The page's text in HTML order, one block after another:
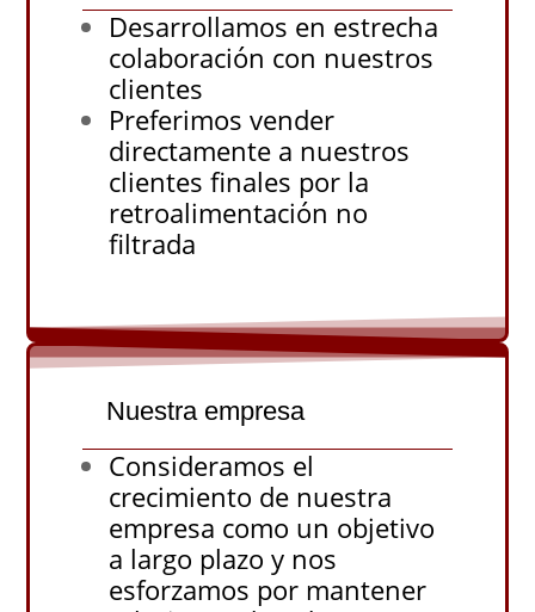
Desarrollamos en estrecha
colaboración con nuestros
clientes
Preferimos vender
directamente a nuestros
clientes finales por la
retroalimentación no
filtrada
Nuestra empresa
Consideramos el
crecimiento de nuestra
empresa como un objetivo
a largo plazo y nos
esforzamos por mantener